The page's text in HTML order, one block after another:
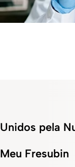
Unidos pela
Meu Fresubin